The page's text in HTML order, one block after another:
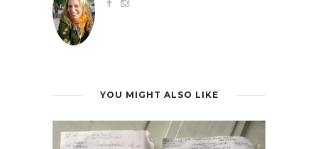
YOU MIGHT ALSO LIKE